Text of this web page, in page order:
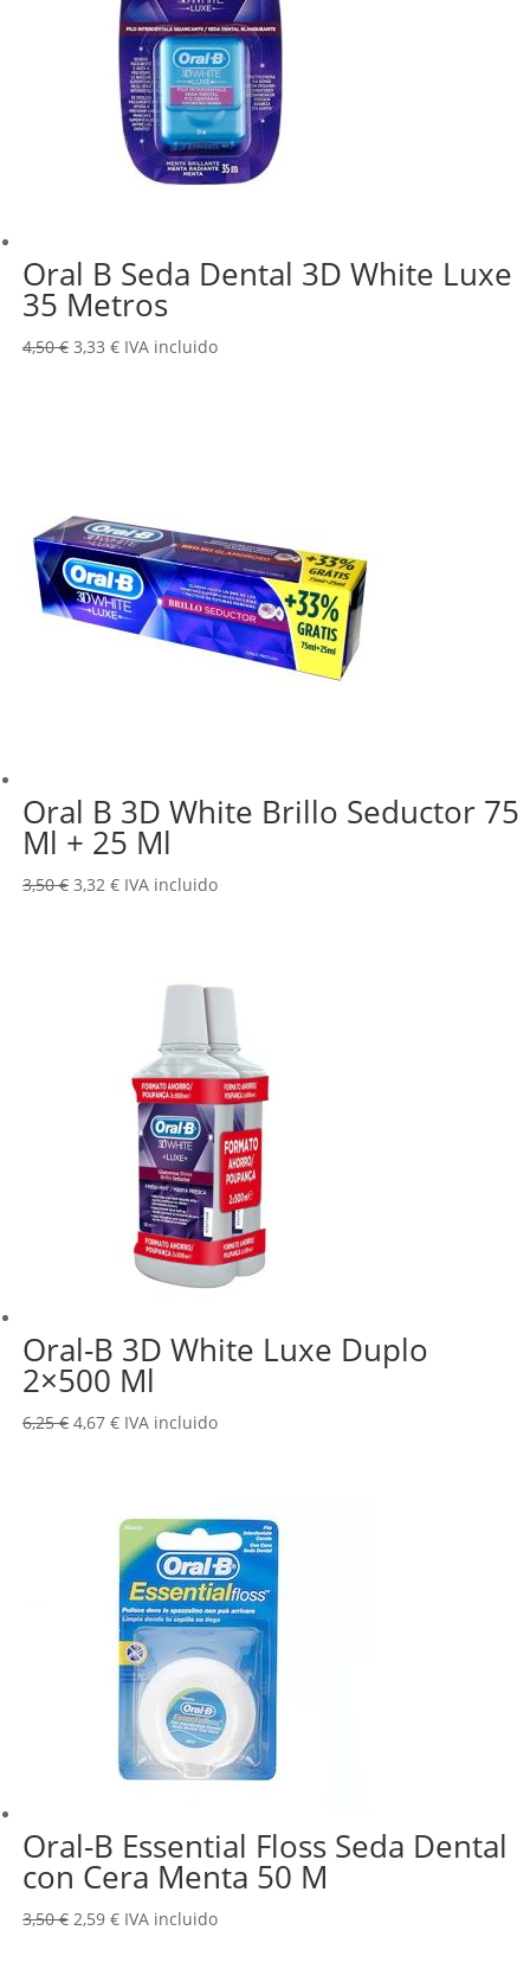
Oral B Seda Dental 3D White Luxe
35 Metros
4,50€ El
3,33 €ElIVA incluido
Oral B 3D White Brillo Seductor 75
Ml + 25 Ml
3,50€ El
3,32 €El
3,32 €.
IVA incluido
Oral-B 3D White Luxe Duplo
2×500 Ml
6,25€ El
4,67 €El
es:
4,67 €.
IVA incluido
Oral-B Essential Floss Seda Dental
con Cera Menta 50 M
3,50€ El
2,59 €ElIVA incluido